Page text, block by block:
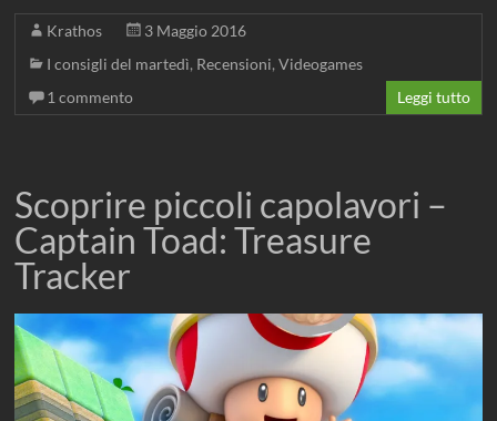
Krathos
3 Maggio 2016
I consigli del martedì, Recensioni,Videogames
1 commento
Leggi tutto
Scoprire piccoli capolavori –
Captain Toad: Treasure
Tracker